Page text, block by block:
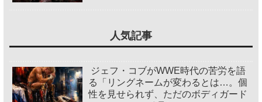
人気記事
ジェフ・コブがWWE時代の苦労を語
る「リングネームが変わるとは…。個
性を見せられず、ただのボディガード